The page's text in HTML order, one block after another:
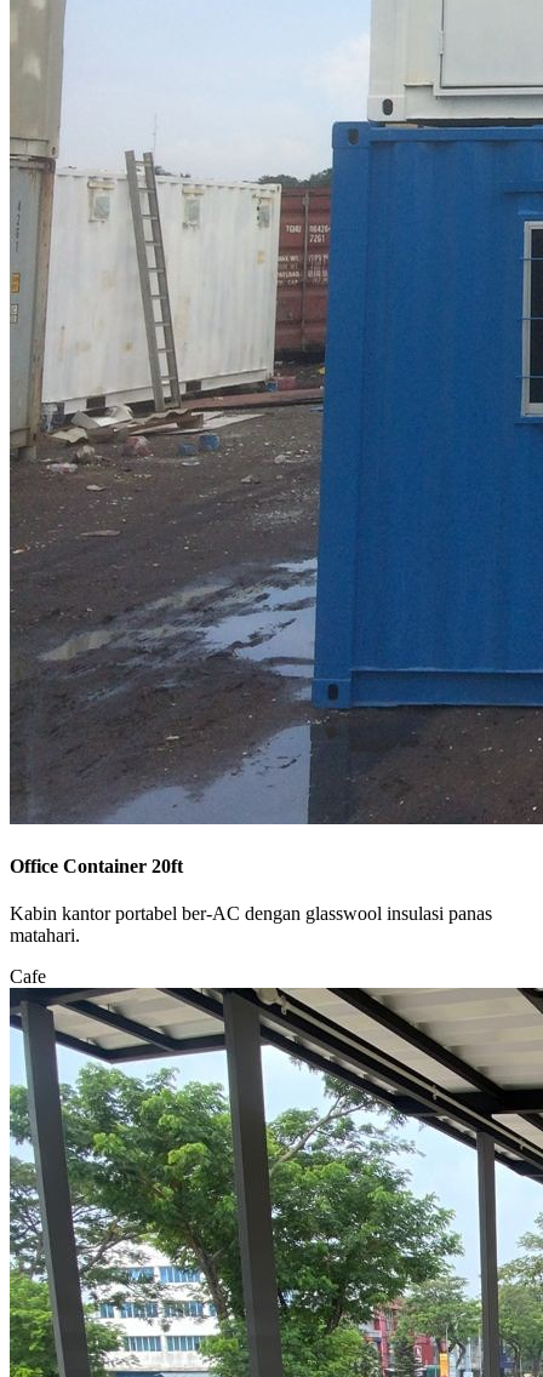
Office Container 20ft
Kabin kantor portabel ber-AC dengan glasswool insulasi panas
matahari.
Cafe